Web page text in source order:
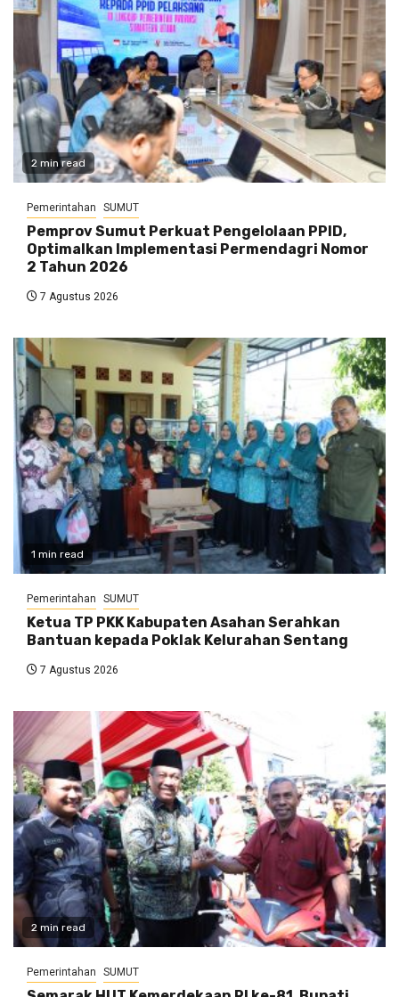
2 min read
Pemerintahan SUMUT
Pemprov Sumut Perkuat Pengelolaan PPID,
Optimalkan Implementasi Permendagri Nomor
2 Tahun 2026
7 Agustus 2026
1 min read
Pemerintahan SUMUT
Ketua TP PKK Kabupaten Asahan Serahkan
Bantuan kepada Poklak Kelurahan Sentang
7 Agustus 2026
2 min read
Pemerintahan SUMUT